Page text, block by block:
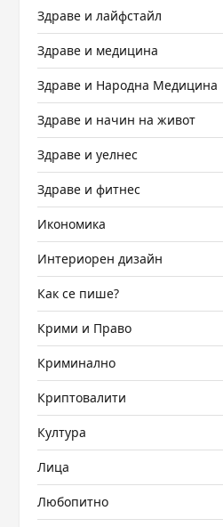
Здраве и лайфстайл
Здраве и медицина
Здраве и Народна Медицина
Здраве и начин на живот
Здраве и уелнес
Здраве и фитнес
Икономика
Интериорен дизайн
Как се пише?
Крими и Право
Криминално
Криптовалити
Култура
Лица
Любопитно